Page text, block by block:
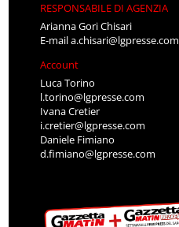
RESPONSABILE DI AGENZIA
Arianna Gori Chisari
E-maila.chisari@lgpresse.com
Account
Luca Torino
l.torino@lgpresse.com
Ivana Cretier
i.cretier@lgpresse.com
Daniele Fimiano
d.fimiano@lgpresse.com